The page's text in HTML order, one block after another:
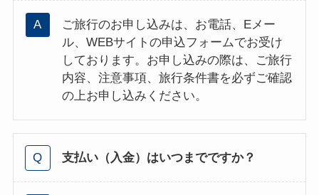
ご旅行のお申し込みは、お電話、Eメー
ル、WEBサイトの申込フォームでお受け
しております。お申し込みの際は、ご旅行
内容、注意事項、旅行条件書を必ずご確認
の上お申し込みください。
支払い（入金）はいつまでですか？